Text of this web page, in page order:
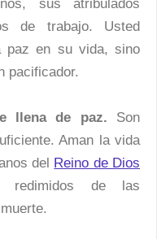
sus atribulados
de trabajo. Usted
paz en su vida, sino
pacificador.
llena de paz. Son
Aman la vida
del Reino de Dios
redimidos de las